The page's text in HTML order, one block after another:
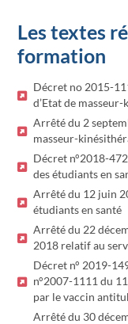
Les textes
formation
Décret no 2015-
d’Etat de
Arrêté du 2
masseur-
Décret n°2018-
des étudiants en
Arrêté du 12 juin
étudiants en santé
Arrêté du 22
2018 relatif au
Décret n° 2019-
n°2007-1111 du
par le vaccin
Arrêté du 30